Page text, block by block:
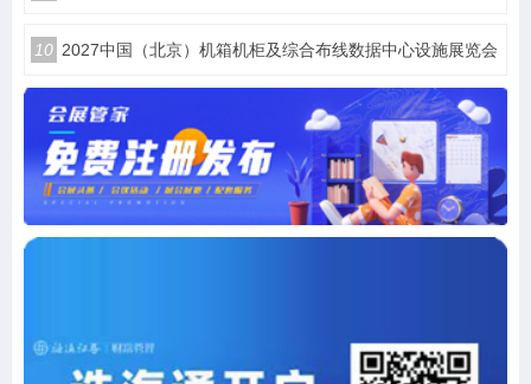
10 2027中国（北京）机箱机柜及综合布线数据中心设施展览会